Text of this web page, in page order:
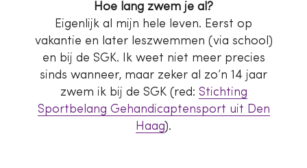
Hoe lang zwem je al?
Eigenlijk al mijn hele leven. Eerst op
vakantie en later leszwemmen (via school)
en bij de SGK. Ik weet niet meer precies
sinds wanneer, maar zeker al zo’n 14 jaar
zwem ik bij de SGK (red: Stichting
Sportbelang Gehandicaptensport uit Den
Haag).